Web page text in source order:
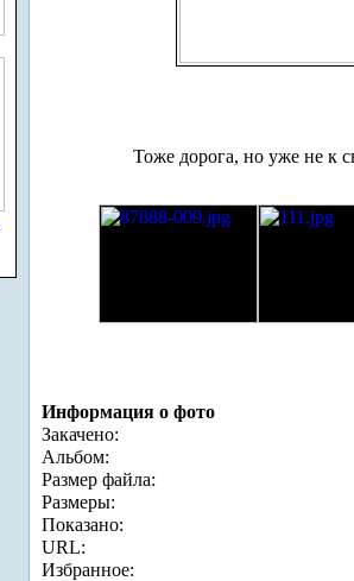
Тоже дорога, но уже не к
Информация о фото
Закачено:
Альбом:
Размер файла:
Размеры:
Показано:
URL:
Избранное: